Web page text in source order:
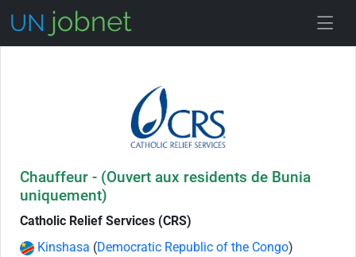
Chauffeur - (Ouvert aux residents de Bunia
uniquement)
Catholic Relief Services (CRS)
Kinshasa (Democratic Republic of the Congo)